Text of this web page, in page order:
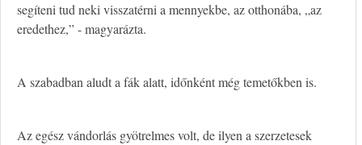
segíteni tud neki visszatérni a mennyekbe, az otthonába, „az
eredethez,” - magyarázta.
A szabadban aludt a fák alatt, időnként még temetőkben is.
Az egész vándorlás gyötrelmes volt, de ilyen a szerzetesek